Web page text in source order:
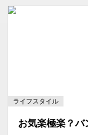
ライフスタイル
お気楽極楽？